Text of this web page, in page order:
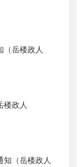
（岳楼政人
楼政人
知（岳楼政人